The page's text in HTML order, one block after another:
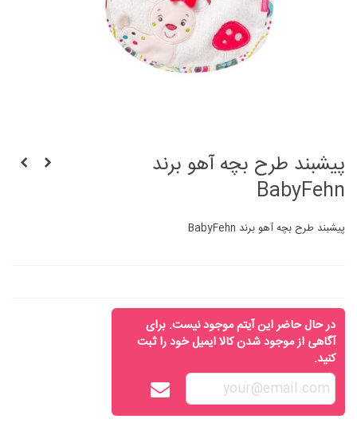
پیشبند طرح بچه آهو برند
BabyFehn
پیشبند طرح بچه آهو برند BabyFehn
در حال حاضر این آیتم موجود نیست. برای
آگاهی از موجود شدن کالا ایمیل خود را ثبت
کنید.